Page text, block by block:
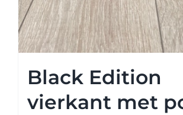
Black Edition
vierkant met